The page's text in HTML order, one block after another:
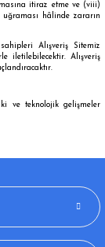
itiraz etme ve (viii)
hâlinde zararın
Alışveriş Sitemiz
iletilebilecektir. Alışveriş
ve teknolojik gelişmeler